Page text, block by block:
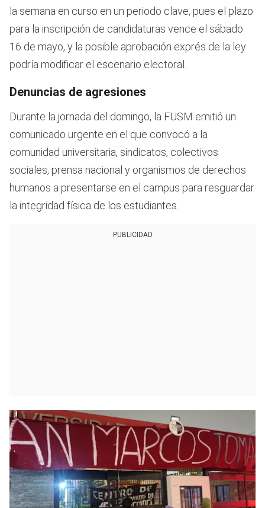
la semana en curso en un periodo clave, pues el plazo
para la inscripción de candidaturas vence el sábado
16 de mayo, y la posible aprobación exprés de la ley
podría modificar el escenario electoral.
Denuncias de agresiones
Durante la jornada del domingo, la FUSM emitió un
comunicado urgente en el que convocó a la
comunidad universitaria, sindicatos, colectivos
sociales, prensa nacional y organismos de derechos
humanos a presentarse en el campus para resguardar
la integridad física de los estudiantes.
PUBLICIDAD